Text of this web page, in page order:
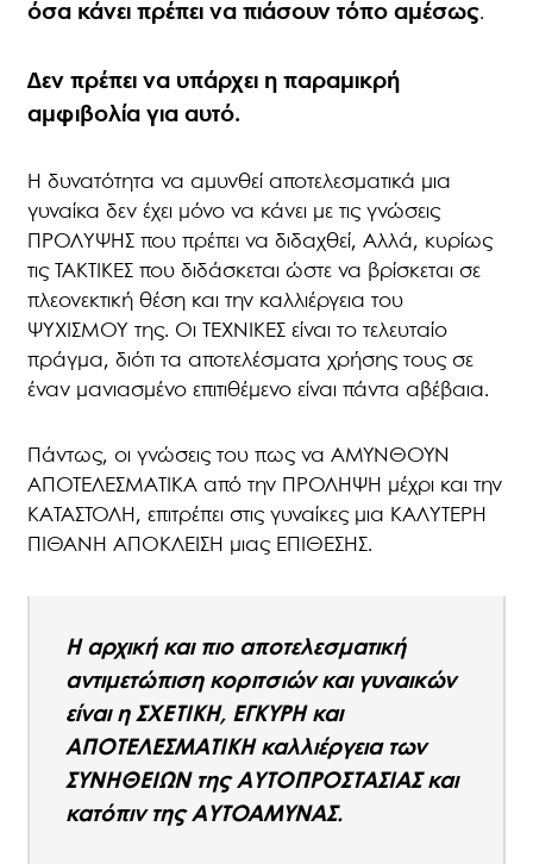
όσα κάνει πρέπει να πιάσουν τόπο αμέσως.
Δεν πρέπει να υπάρχει η παραμικρή
αμφιβολία για αυτό.
Η δυνατότητα να αμυνθεί αποτελεσματικά μια
γυναίκα δεν έχει μόνο να κάνει με τις γνώσεις
ΠΡΟΛΥΨΗΣ που πρέπει να διδαχθεί, Αλλά, κυρίως
τις ΤΑΚΤΙΚΕΣ που διδάσκεται ώστε να βρίσκεται σε
πλεονεκτική θέση και την καλλιέργεια του
ΨΥΧΙΣΜΟΥ της. Οι ΤΕΧΝΙΚΕΣ είναι το τελευταίο
πράγμα, διότι τα αποτελέσματα χρήσης τους σε
έναν μανιασμένο επιτιθέμενο είναι πάντα αβέβαια.
Πάντως, οι γνώσεις του πως να ΑΜΥΝΘΟΥΝ
ΑΠΟΤΕΛΕΣΜΑΤΙΚΑ από την ΠΡΟΛΗΨΗ μέχρι και την
ΚΑΤΑΣΤΟΛΗ, επιτρέπει στις γυναίκες μια ΚΑΛΥΤΕΡΗ
ΠΙΘΑΝΗ ΑΠΟΚΛΕΙΣΗ μιας ΕΠΙΘΕΣΗΣ.
Η αρχική και πιο αποτελεσματική
αντιμετώπιση κοριτσιών και γυναικών
είναι η ΣΧΕΤΙΚΗ, ΕΓΚΥΡΗ και
ΑΠΟΤΕΛΕΣΜΑΤΙΚΗ καλλιέργεια των
ΣΥΝΗΘΕΙΩΝ της ΑΥΤΟΠΡΟΣΤΑΣΙΑΣ και
κατόπιν της ΑΥΤΟΑΜΥΝΑΣ.